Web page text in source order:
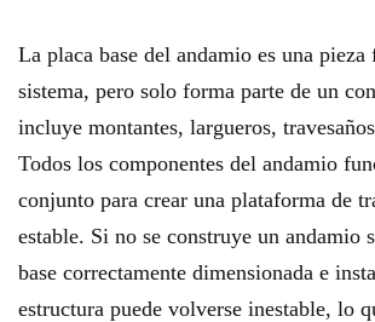
La placa base del andamio es una
sistema, pero solo forma parte de un
incluye montantes, largueros,
Todos los componentes del andamio
conjunto para crear una plataforma de
estable. Si no se construye un andamio
base correctamente dimensionada e
estructura puede volverse inestable, lo